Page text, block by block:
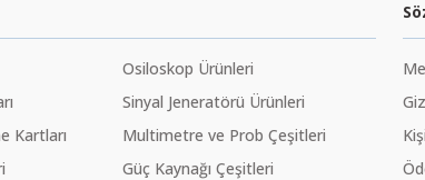
Kartları
Osiloskop Ürünleri
Sinyal Jeneratörü Ürünleri
Multimetre ve Prob Çeşitleri
Güç Kaynağı Çeşitleri